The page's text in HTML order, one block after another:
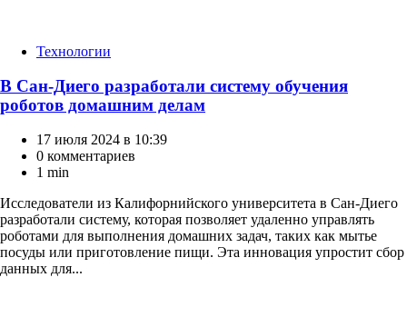
КатегорииТехнологии
В Сан-Диего разработали систему обучения
роботов домашним делам
17 июля 2024 в 10:39
0 комментариев
1 min
Исследователи из Калифорнийского университета в Сан-Диего
разработали систему, которая позволяет удаленно управлять
роботами для выполнения домашних задач, таких как мытье
посуды или приготовление пищи. Эта инновация упростит сбор
данных для...